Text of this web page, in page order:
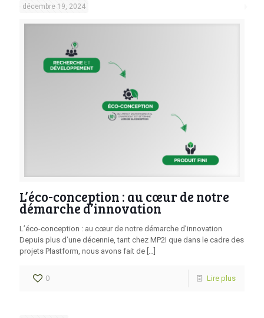
décembre 19, 2024
L’éco-conception : au cœur de notre
démarche d’innovation
L’éco-conception : au cœur de notre démarche d’innovation
Depuis plus d’une décennie, tant chez MP2I que dans le cadre des
projets Plastform, nous avons fait de
0 Lire plus